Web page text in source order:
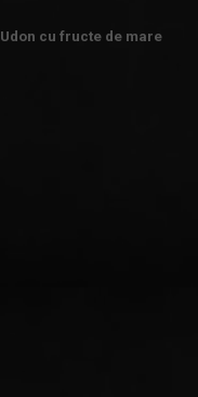
Udon cu fructe de mare